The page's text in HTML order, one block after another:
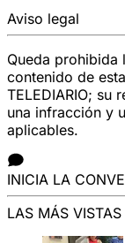
Aviso legal
Queda
contenido de
TELEDIARIO; su
una infracción y
aplicables.
INICIA LA
LAS MÁS VISTAS